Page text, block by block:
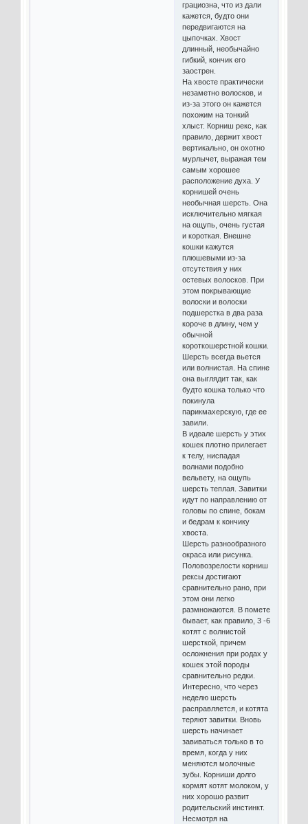
грациозна, что из дали
кажется, будто они
передвигаются на
цыпочках. Хвост
длинный, необычайно
гибкий, кончик его
заострен.
На хвосте практически
незаметно волосков, и
из-за этого он кажется
похожим на тонкий
хлыст. Корниш рекс, как
правило, держит хвост
вертикально, он охотно
мурлычет, выражая тем
самым хорошее
расположение духа. У
корнишей очень
необычная шерсть. Она
исключительно мягкая
на ощупь, очень густая
и короткая. Внешне
кошки кажутся
плюшевыми из-за
отсутствия у них
остевых волосков. При
этом покрывающие
волоски и волоски
подшерстка в два раза
короче в длину, чем у
обычной
короткошерстной кошки.
Шерсть всегда вьется
или волнистая. На спине
она выглядит так, как
будто кошка только что
покинула
парикмахерскую, где ее
завили.
В идеале шерсть у этих
кошек плотно прилегает
к телу, ниспадая
волнами подобно
вельвету, на ощупь
шерсть теплая. Завитки
идут по направлению от
головы по спине, бокам
и бедрам к кончику
хвоста.
Шерсть разнообразного
окраса или рисунка.
Половозрелости корниш
рексы достигают
сравнительно рано, при
этом они легко
размножаются. В помете
бывает, как правило, 3 -6
котят с волнистой
шерсткой, причем
осложнения при родах у
кошек этой породы
сравнительно редки.
Интересно, что через
неделю шерсть
расправляется, и котята
теряют завитки. Вновь
шерсть начинает
завиваться только в то
время, когда у них
меняются молочные
зубы. Корниши долго
кормят котят молоком, у
них хорошо развит
родительский инстинкт.
Несмотря на